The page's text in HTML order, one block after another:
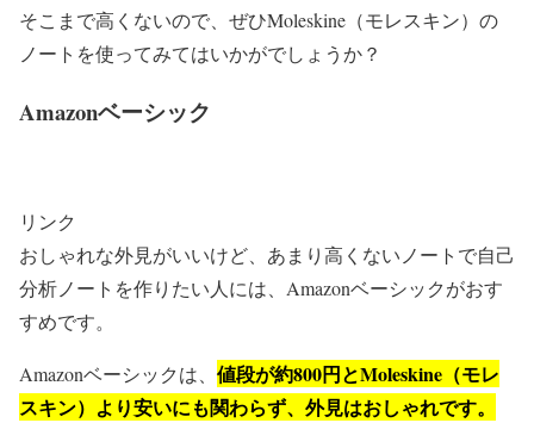
そこまで高くないので、ぜひMoleskine（モレスキン）の
ノートを使ってみてはいかがでしょうか？
Amazonベーシック
リンク
おしゃれな外見がいいけど、あまり高くないノートで自己
分析ノートを作りたい人には、Amazonベーシックがおす
すめです。
Amazonベーシックは、 値段が約800円とMoleskine（モレ
スキン）より安いにも関わらず、外見はおしゃれです。